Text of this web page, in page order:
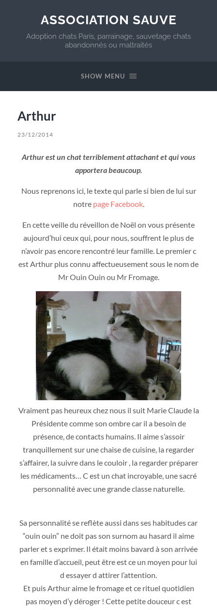
ASSOCIATION SAUVE
Adoption chats Paris, parrainage, sauvetage chats
abandonnés ou maltraités
SHOW MENU
Arthur
23/12/2014
Arthur est un chat terriblement attachant et qui vous
apportera beaucoup.
Nous reprenons ici, le texte qui parle si bien de lui sur
notre page Facebook.
En cette veille du réveillon de Noël on vous présente
aujourd’hui ceux qui, pour nous, souffrent le plus de
n’avoir pas encore rencontré leur famille. Le premier c
est Arthur plus connu affectueusement sous le nom de
Mr Ouin Ouin ou Mr Fromage.
Vraiment pas heureux chez nous il suit Marie Claude la
Présidente comme son ombre car il a besoin de
présence, de contacts humains. Il aime s’assoir
tranquillement sur une chaise de cuisine, la regarder
s’affairer, la suivre dans le couloir , la regarder préparer
les médicaments… C est un chat incroyable, une sacré
personnalité avec une grande classe naturelle.
Sa personnalité se reflète aussi dans ses habitudes car
“ouin ouin” ne doit pas son surnom au hasard il aime
parler et s exprimer. Il était moins bavard à son arrivée
en famille d’accueil, peut être est ce un moyen pour lui
d essayer d attirer l’attention.
Et puis Arthur aime le fromage et ce rituel quotidien
pas moyen d’y déroger ! Cette petite douceur c est